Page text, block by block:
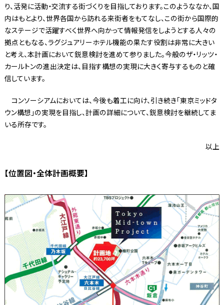
り、活発に活動・交流する街づくりを目指しております。このようななか、国
内はもとより、世界各国から訪れる来街者をもてなし、この街から国際的
なステージで活躍すべく世界へ向かって情報発信をしようとする人々の
拠点ともなる、ラグジュアリーホテル機能の果たす役割は非常に大きい
と考え、本計画において鋭意検討を進めて参りました。今般のザ・リッツ・
カールトンの進出決定は、目指す構想の実現に大きく寄与するものと確
信しています。
コンソーシアムにおいては、今後も着工に向け、引き続き「東京ミッドタ
ウン構想」の実現を目指し、計画の詳細について、鋭意検討を継続してま
いる所存です。
以上
【位置図・全体計画概要】